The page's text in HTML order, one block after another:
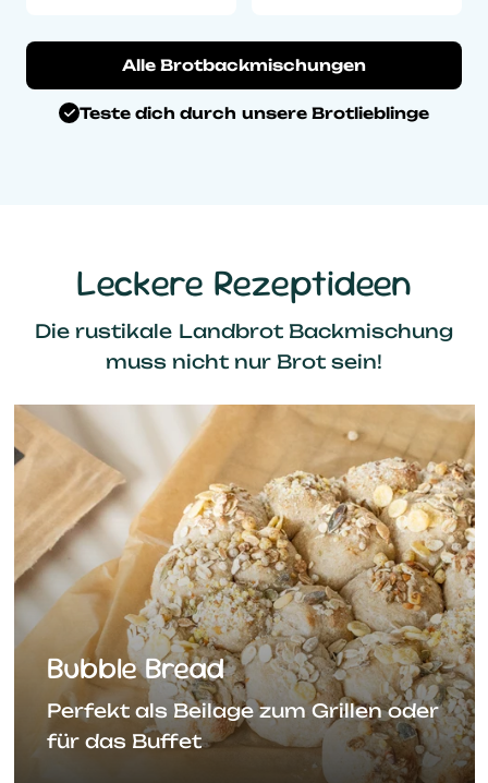
Alle Brotbackmischungen
Teste dich durch unsere Brotlieblinge
Leckere Rezeptideen
Die rustikale Landbrot Backmischung
muss nicht nur Brot sein!
Bubble Bread
Perfekt als Beilage zum Grillen oder
für das Buffet